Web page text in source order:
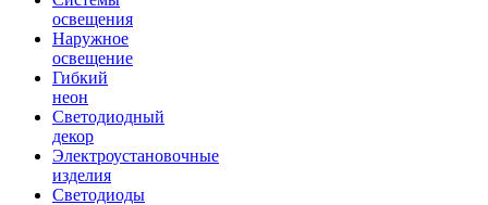
освещения
Наружное
освещение
Гибкий
неон
Светодиодный
декор
Электроустановочные
изделия
Светодиоды